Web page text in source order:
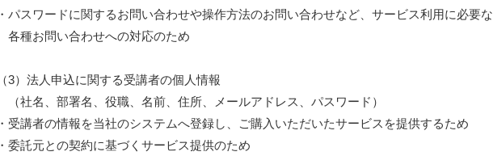
・パスワードに関するお問い合わせや操作方法のお問い合わせなど、サービス利用に必要な
各種お問い合わせへの対応のため
（3）法人申込に関する受講者の個人情報
（社名、部署名、役職、名前、住所、メールアドレス、パスワード）
・受講者の情報を当社のシステムへ登録し、ご購入いただいたサービスを提供するため
・委託元との契約に基づくサービス提供のため